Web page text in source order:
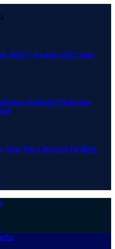
JMTV Awards 2025 Siap
Industri Olahraga,
Siap Pacu Inovasi Fasilitas